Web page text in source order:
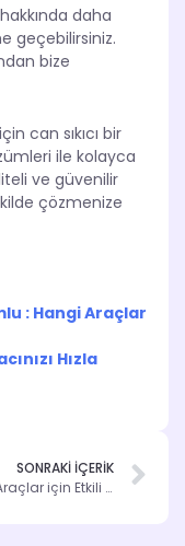
daha
geçebilirsiniz.
bize
can sıkıcı bir
ile kolayca
ve güvenilir
çözmenize
: Hangi Araçlar
Hızla
SONRAKİ İÇERİK
Modern Araçlar için Etkili Arıza Tespit Cihazları